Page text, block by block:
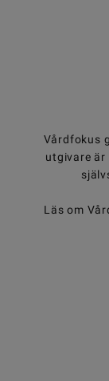
Vårdfokus
utgivare är
Läs om